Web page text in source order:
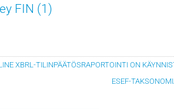
FIN (1)
XBRL-TILINPÄÄTÖSRAPORTOINTI ON
ESEF-